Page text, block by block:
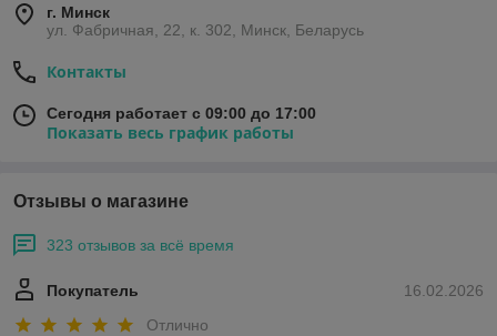
г. Минск
ул. Фабричная, 22, к. 302, Минск, Беларусь
Контакты
Сегодня работает с 09:00 до 17:00
Показать весь график работы
Отзывы о магазине
323 отзывов за всё время
16.02.2026
Покупатель
Отлично